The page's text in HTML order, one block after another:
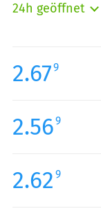
24h geöffnet
Mittwoch:
Donnerstag:
Samstag:
Sonntag:
2.679
2.569
2.62 9